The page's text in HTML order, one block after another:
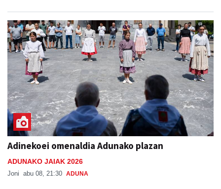
Adinekoei omenaldia Adunako plazan
ADUNAKO JAIAK 2026
Joni abu 08, 21:30 ADUNA